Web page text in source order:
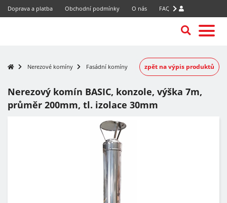
Doprava a platba Obchodní podmínky O nás FAQ
Nerezové komíny Fasádní komíny zpět na výpis produktů
Nerezový komín BASIC, konzole, výška 7m,
průměr 200mm, tl. izolace 30mm